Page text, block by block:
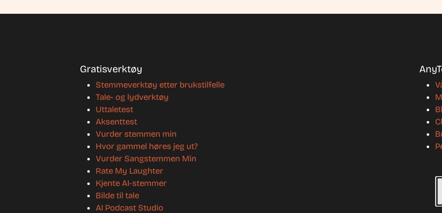
Gratisverktøy
Stemmeverktøy etter brukstilfelle
Tale- og lydverktøy
Uttaletest
Aksenttest
Vurder stemmen min
Hvor gammel høres jeg ut?
Vurder Sangstemmen Min
Rate My Laughter
Kjente AI-stemmer
Bilde til tale
AI Podcast Studio